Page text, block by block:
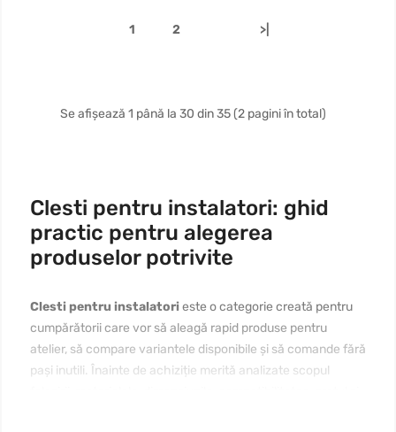
1 2 >|
Se afișează 1 până la 30 din 35 (2 pagini în total)
Clesti pentru instalatori: ghid
practic pentru alegerea
produselor potrivite
Clesti pentru instalatori este o categorie creată pentru
cumpărătorii care vor să aleagă rapid produse pentru
atelier, să compare variantele disponibile și să comande fără
pași inutili. Înainte de achiziție merită analizate scopul